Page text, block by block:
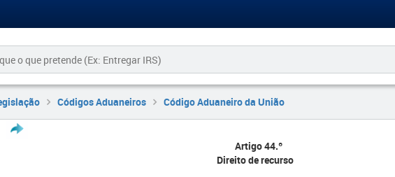
Códigos Aduaneiros Código Aduaneiro da União
Artigo 44.º
Direito de recurso